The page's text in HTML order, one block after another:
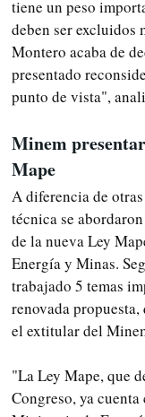
tiene un peso
deben ser excluidos
Montero acaba de
presentado
punto de vista",
Minem
Mape
A diferencia de
técnica se
de la nueva Ley
Energía y Minas.
trabajado 5 temas
renovada
el extitular del
"La Ley Mape, que
Congreso, ya